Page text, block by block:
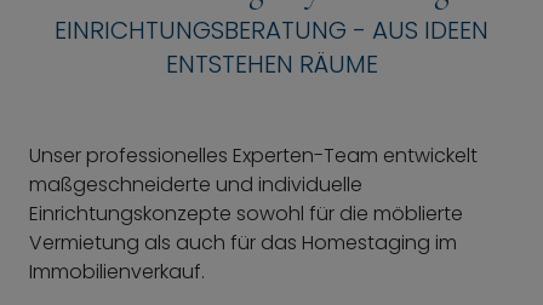
EINRICHTUNGSBERATUNG - AUS IDEEN
ENTSTEHEN RÄUME
Unser professionelles Experten-Team entwickelt
maßgeschneiderte und individuelle
Einrichtungskonzepte sowohl für die möblierte
Vermietung als auch für das Homestaging im
Immobilienverkauf.